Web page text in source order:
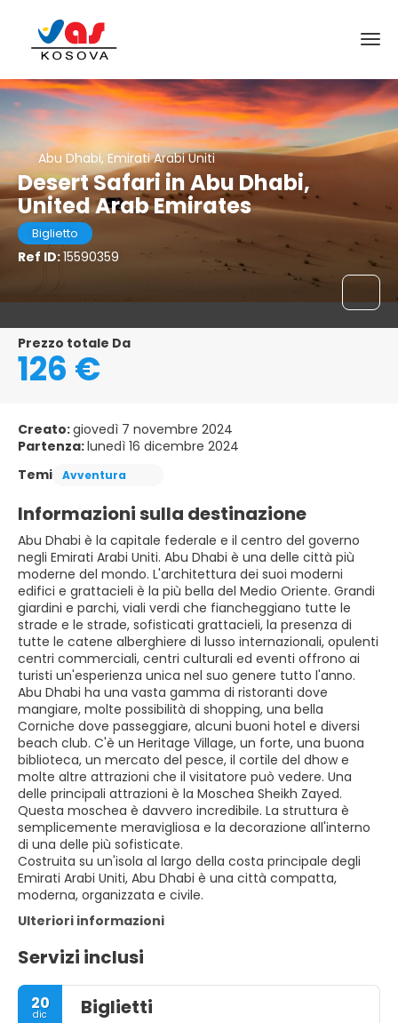
Abu Dhabi, Emirati Arabi Uniti
Desert Safari in Abu Dhabi,
United Arab Emirates
Biglietto
Ref ID:15590359
Prezzo totale Da
126 €
Creato:giovedì 7 novembre 2024
Partenza:lunedì 16 dicembre 2024
Temi
Avventura
Informazioni sulla destinazione
Abu Dhabi è la capitale federale e il centro del governo
negli Emirati Arabi Uniti. Abu Dhabi è una delle città più
moderne del mondo. L'architettura dei suoi moderni
edifici e grattacieli è la più bella del Medio Oriente. Grandi
giardini e parchi, viali verdi che fiancheggiano tutte le
strade e le strade, sofisticati grattacieli, la presenza di
tutte le catene alberghiere di lusso internazionali, opulenti
centri commerciali, centri culturali ed eventi offrono ai
turisti un'esperienza unica nel suo genere tutto l'anno.
Abu Dhabi ha una vasta gamma di ristoranti dove
mangiare, molte possibilità di shopping, una bella
Corniche dove passeggiare, alcuni buoni hotel e diversi
beach club. C'è un Heritage Village, un forte, una buona
biblioteca, un mercato del pesce, il cortile del dhow e
molte altre attrazioni che il visitatore può vedere. Una
delle principali attrazioni è la Moschea Sheikh Zayed.
Questa moschea è davvero incredibile. La struttura è
semplicemente meravigliosa e la decorazione all'interno
di una delle più sofisticate.
Costruita su un'isola al largo della costa principale degli
Emirati Arabi Uniti, Abu Dhabi è una città compatta,
moderna, organizzata e civile.
Ulteriori informazioni
Servizi inclusi
20
dic Biglietti